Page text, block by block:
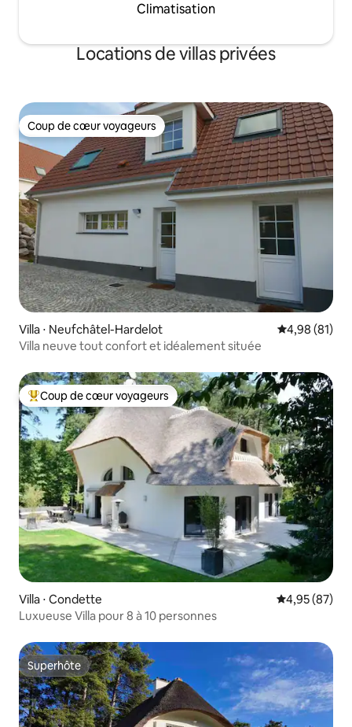
Climatisation
Locations de villas privées
Coup de cœur voyageurs
Coup de cœur voyageurs
Villa ⋅ Neufchâtel-Hardelot Évaluation
4,98 (81)
Villa neuve tout confort et idéalement située
Coups de cœur voyageurs les plus appréciés
Coup de cœur voyageurs
Villa ⋅ Condette Évaluation
4,95 (87)
Luxueuse Villa pour 8 à 10 personnes
Superhôte
Superhôte